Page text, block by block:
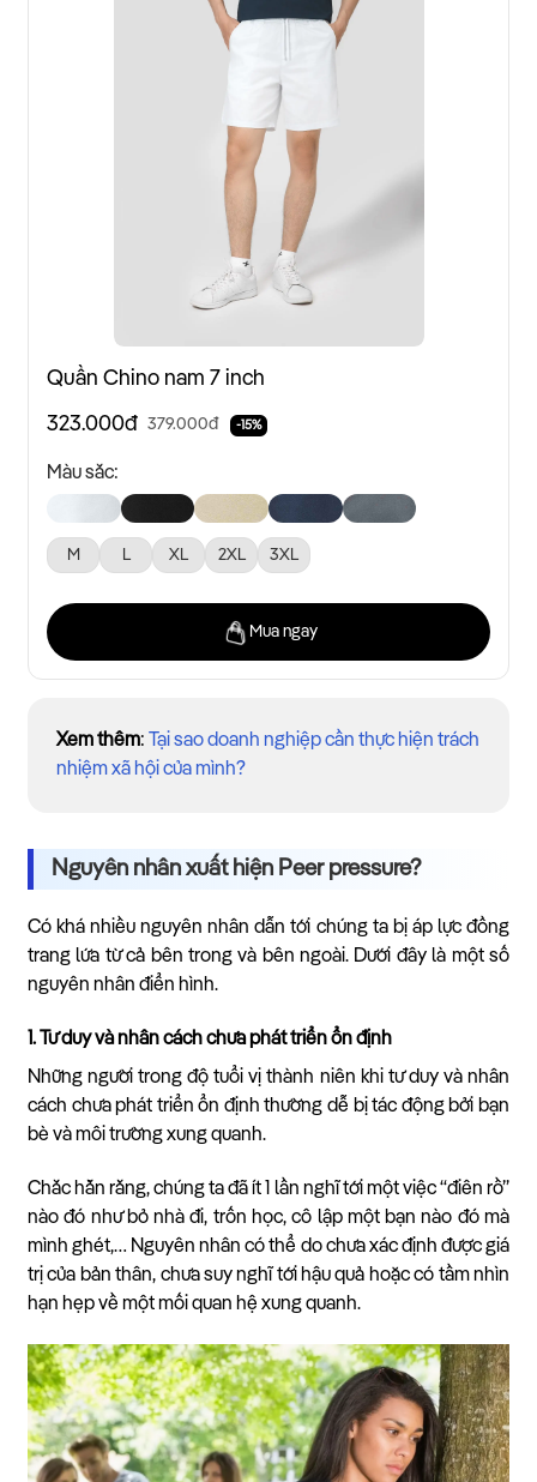
Quần Chino nam 7 inch
323.000đ 379.000đ -15%
Màu sắc:
M L XL 2XL 3XL
Mua ngay
Xem thêm: Tại sao doanh nghiệp cần thực hiện trách
nhiệm xã hội của mình?
Nguyên nhân xuất hiện Peer pressure?
Có khá nhiều nguyên nhân dẫn tới chúng ta bị áp lực đồng
trang lứa từ cả bên trong và bên ngoài. Dưới đây là một số
nguyên nhân điển hình.
1. Tư duy và nhân cách chưa phát triển ổn định
Những người trong độ tuổi vị thành niên khi tư duy và nhân
cách chưa phát triển ổn định thường dễ bị tác động bởi bạn
bè và môi trường xung quanh.
Chắc hẳn rằng, chúng ta đã ít 1 lần nghĩ tới một việc “điên rồ”
nào đó như bỏ nhà đi, trốn học, cô lập một bạn nào đó mà
mình ghét,… Nguyên nhân có thể do chưa xác định được giá
trị của bản thân, chưa suy nghĩ tới hậu quả hoặc có tầm nhìn
hạn hẹp về một mối quan hệ xung quanh.